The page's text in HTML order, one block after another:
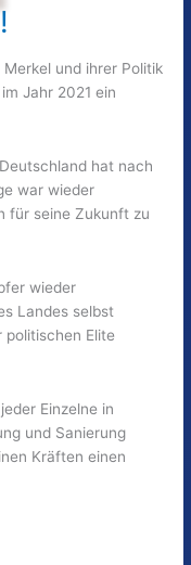
und ihrer Politik
Jahr 2021 ein
hat nach
war wieder
für seine Zukunft zu
wieder
Landes selbst
Elite
Einzelne in
und Sanierung
Kräften einen